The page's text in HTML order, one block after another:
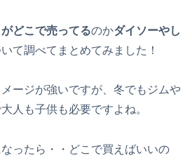
どこで売ってるのかダイソーやし
て調べてまとめてみました！
ージが強いですが、冬でもジムや
人も子供も必要ですよね。
ったら・・どこで買えばいいの